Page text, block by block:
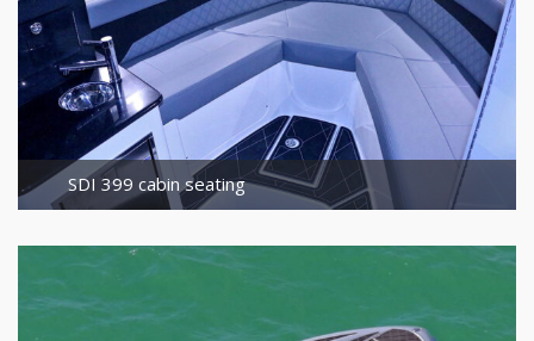
SDI 399 cabin seating